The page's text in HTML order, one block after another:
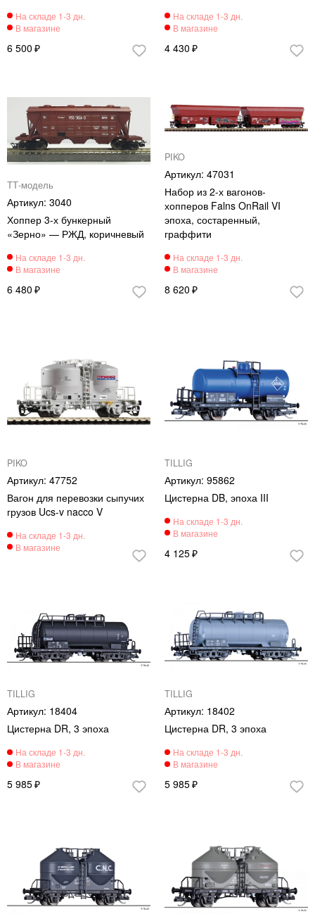
6 500 4 430
ТТ-модель
3040
Хоппер 3-х бункерный
«Зерно» — РЖД, коричневый
6 480
PIKO
47031
Набор из 2-х вагонов-
хопперов Falns OnRail VI
эпоха, состаренный,
граффити
8 620
PIKO
47752
Вагон для перевозки сыпучих
грузов Ucs-v nacco V
TILLIG
95862
Цистерна DB, эпоха III
4 125
TILLIG
18404
Цистерна DR, 3 эпоха
5 985
TILLIG
18402
Цистерна DR, 3 эпоха
5 985